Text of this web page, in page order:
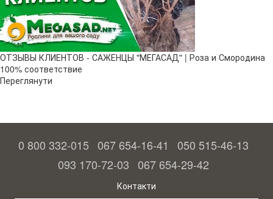
ОТЗЫВЫ КЛИЕНТОВ - САЖЕНЦЫ "МЕГАСАД" | Роза и Смородина
100% соответствие
Переглянути
0 800 332-015 067 654-16-41
050 515-46-13
093 170-72-03 067 654-29-42
Контакти